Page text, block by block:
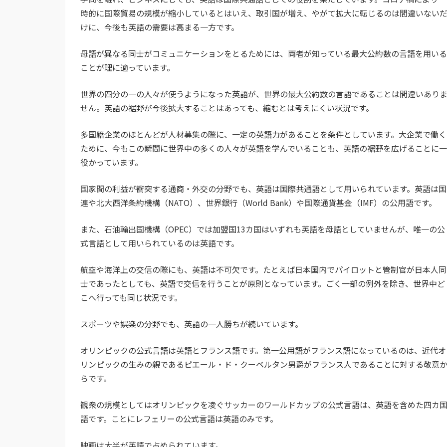
時的に国際貿易の規模が縮小しているとはいえ、取引国が増え、やがて拡大に転じるのは間違いないだ
けに、今後も英語の需要は高まる一方です。
母語が異なる同士がコミュニケーションをとるためには、両者が知っている最大公約数の言語を用いる
ことが理に適っています。
世界の四分の一の人々が使うようになった英語が、世界の最大公約数の言語であることは間違いありま
せん。英語の裾野が今後拡大することはあっても、縮むとは考えにくい状況です。
多国籍企業のほとんどが人材募集の際に、一定の英語力があることを条件としています。 大企業で働く
ために、今もこの瞬間に世界中の多くの人々が英語を学んでいる ことも、英語の裾野を広げることに一
役かっています。
国家間の利益が衝突する通商・外交の分野でも、英語は国際共通語として用いられています。英語は国
連や北大西洋条約機構（NATO）、世界銀行（World Bank）や国際通貨基金（IMF）の公用語です。
また、石油輸出国機構（OPEC）では加盟国13カ国はいずれも英語を母語としていませんが、唯一の公
式言語として用いられているのは英語です。
航空や海洋上の交信の際にも、英語は不可欠です。たとえば日本国内でパイロットと管制官が日本人同
士であったとしても、英語で交信を行うことが原則となっています。ごく一部の例外を除き、世界中ど
こへ行っても同じ状況です。
スポーツや娯楽の分野でも、英語の一人勝ちが続いています。
オリンピックの公式言語は英語とフランス語です。第一公用語がフランス語になっているのは、近代オ
リンピックの生みの親であるピエール・ド・クーベルタン男爵がフランス人であることに対する敬意か
らです。
観衆の規模としてはオリンピックを凌ぐサッカーのワールドカップの公式言語は、英語を含めた四カ国
語です。ことにレフェリーの公式言語は英語のみです。